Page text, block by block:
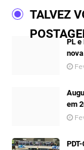
TALVEZ
PL e
em